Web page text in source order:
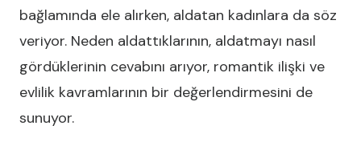
bağlamında ele alırken, aldatan kadınlara da söz
veriyor. Neden aldattıklarının, aldatmayı nasıl
gördüklerinin cevabını arıyor, romantik ilişki ve
evlilik kavramlarının bir değerlendirmesini de
sunuyor.